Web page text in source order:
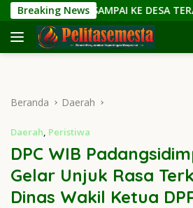
Langsung
ke
konten
Breaking News
SAMPAI KE DESA TERAKHIR
Beranda Daerah
Daerah, Peristiwa
DPC WIB
Gelar Unjuk Rasa
Dinas Wakil Ketua